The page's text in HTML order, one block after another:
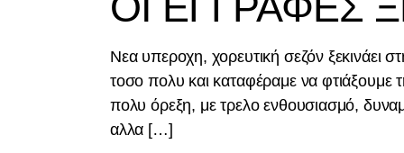
Νεα υπεροχη, χορευτική σεζόν
τοσο πολυ και καταφέραμε να
πολυ όρεξη, με τρελο ενθουσιασμό,
αλλα […]